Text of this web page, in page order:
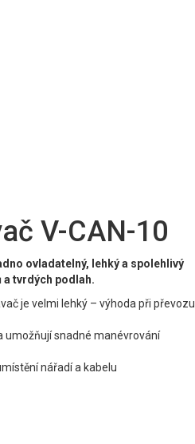
V-CAN-10
ovladatelný, lehký a spolehlivý
a tvrdých podlah.
je velmi lehký – výhoda při převozu
umožňují snadné manévrování
nářadí a kabelu